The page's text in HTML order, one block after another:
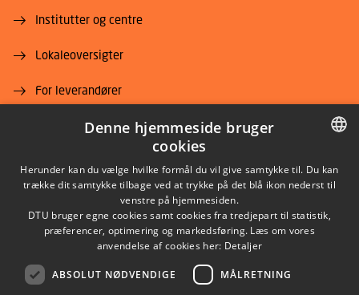
Institutter og centre
Lokaleoversigter
For leverandører
Job og karriere
LINKEDIN
YOUTUBE
DANISH
ENGLISH
Denne hjemmeside bruger
cookies
Herunder kan du vælge hvilke formål du vil give samtykke til. Du kan
trække dit samtykke tilbage ved at trykke på det blå ikon nederst til
venstre på hjemmesiden.
DTU bruger egne cookies samt cookies fra tredjepart til statistik,
præferencer, optimering og markedsføring. Læs om vores
anvendelse af cookies her: Detaljer
ABSOLUT NØDVENDIGE MÅLRETNING